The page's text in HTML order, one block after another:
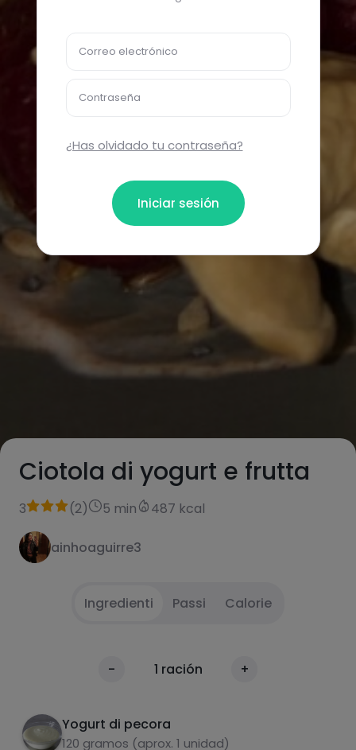
Ciotola di yogurt e frutta
3 (2) 5 min 487 kcal
ainhoaguirre3
Ingredienti Passi Calorie
- 1 ración +
Yogurt di pecora
120 gramos (aprox. 1 unidad)
3 Aggiungere il resto degli ingredienti
Correo electrónico
Contraseña
¿Has olvidado tu contraseña?
Iniciar sesión